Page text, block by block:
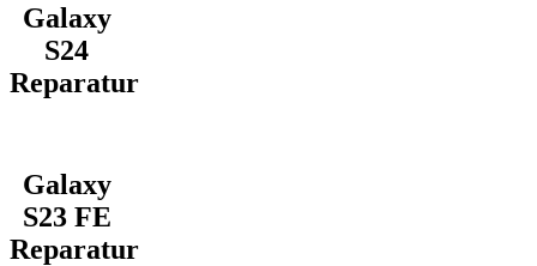
Galaxy
S24
Reparatur
Galaxy
S23 FE
Reparatur